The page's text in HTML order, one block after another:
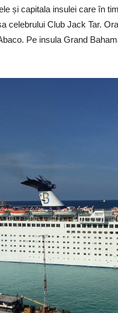
și capitala insulei care în
celebrului Club Jack Tar.
Pe insula Grand